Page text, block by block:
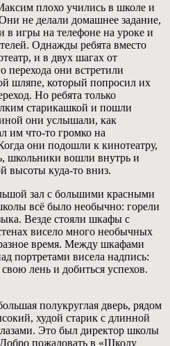
плохо учились в школе и
не делали домашнее задание,
в игры на телефоне на уроке и
Однажды ребята вместо
и в двух шагах от
перехода они встретили
шляпе, который попросил их
Но ребята только
старикашкой и пошли
они услышали, как
им что-то громко на
они подошли к кинотеатру,
школьники вошли внутрь и
высоты куда-то вниз.
зал с большими красными
всё было необычно: горели
Везде стояли шкафы с
висело много необычных
время. Между шкафами
портретами висела надпись:
лень и добиться успехов.
полукруглая дверь, рядом
худой старик с длинной
Это был директор школы
пожаловать в «Школу